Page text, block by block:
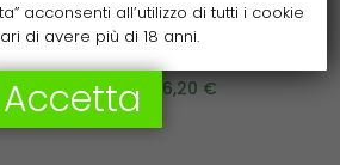
10L
Plagron Pure Zym
100ml
6,20 €
acconsenti all’utilizzo di tutti i cookie
di avere più di 18 anni.
Accetta